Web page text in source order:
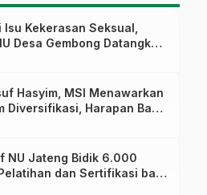
Isu Kekerasan Seksual,
Desa Gembong Datangkan
Hasyim, MSI Menawarkan
Diversifikasi, Harapan Baru
pendidikan
NU Jateng Bidik 6.000
dan Sertifikasi bagi